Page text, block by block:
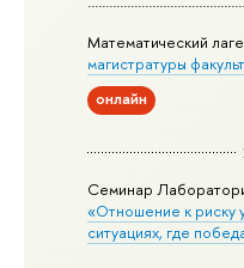
Математический
магистратуры
онлайн
Семинар
«Отношение к риску
ситуациях, где